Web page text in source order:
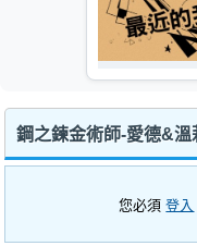
鋼之鍊金術師-愛德&
您必須登入